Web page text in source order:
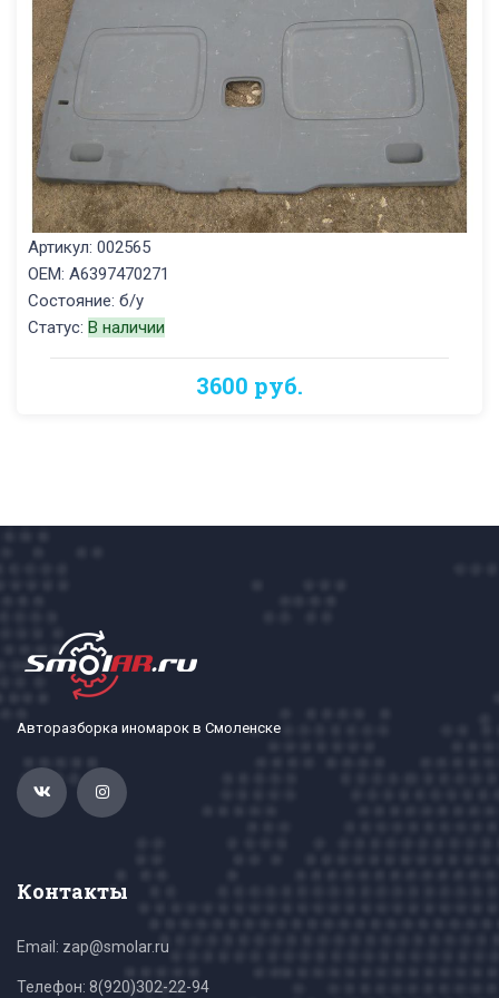
Артикул: 002565
OEM: A6397470271
Состояние: б/у
Статус: В наличии
3600 руб.
Авторазборка иномарок в Смоленске
Контакты
Email: zap@smolar.ru
Телефон: 8(920)302-22-94